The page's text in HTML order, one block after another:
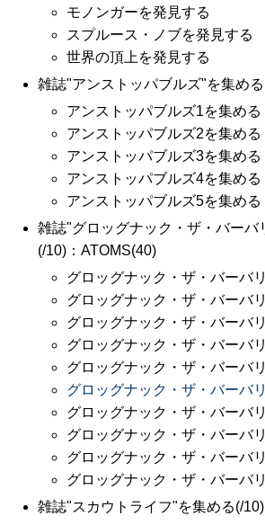
モノンガーを発見する
スプルース・ノブを発見する
世界の頂上を発見する
雑誌"アンストッパブルズ"を集め
アンストッパブルズ1を集める
アンストッパブルズ2を集める
アンストッパブルズ3を集める
アンストッパブルズ4を集める
アンストッパブルズ5を集める
雑誌"グロッグナック・ザ・バーバ
(/10)：ATOMS(40)
グロッグナック・ザ・バーバ
グロッグナック・ザ・バーバ
グロッグナック・ザ・バーバ
グロッグナック・ザ・バーバ
グロッグナック・ザ・バーバ
グロッグナック・ザ・バーバ
グロッグナック・ザ・バーバ
グロッグナック・ザ・バーバ
グロッグナック・ザ・バーバ
グロッグナック・ザ・バーバ
雑誌"スカウトライフ"を集める(/